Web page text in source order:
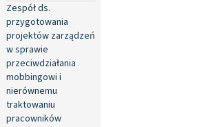
Zespół ds.
przygotowania
projektów zarządzeń
w sprawie
przeciwdziałania
mobbingowi i
nierównemu
traktowaniu
pracowników